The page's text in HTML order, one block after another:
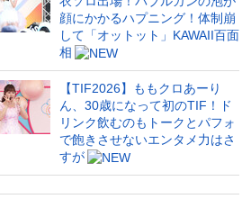
顔にかかるハプニング！体制崩
して「オットット」KAWAII百面
相
【TIF2026】ももクロあーり
ん、30歳になって初のTIF！ド
リンク飲むのもトークとパフォ
で飽きさせないエンタメ力はさ
すが